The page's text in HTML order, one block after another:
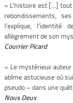
« L’histoire est […]
rebondissements,
l’explique, l’identité
allègrement de son
Courrier Picard
« Le mystérieux auteur
abîme astucieuse où
pseudo – dans une
Nous Deux